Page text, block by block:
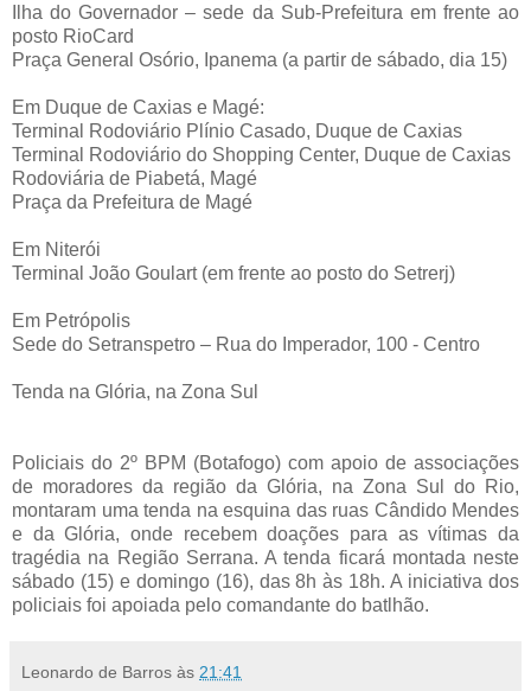
Ilha do Governador – sede da Sub-Prefeitura em frente ao
posto RioCard
Praça General Osório, Ipanema (a partir de sábado, dia 15)
Em Duque de Caxias e Magé:
Terminal Rodoviário Plínio Casado, Duque de Caxias
Terminal Rodoviário do Shopping Center, Duque de Caxias
Rodoviária de Piabetá, Magé
Praça da Prefeitura de Magé
Em Niterói
Terminal João Goulart (em frente ao posto do Setrerj)
Em Petrópolis
Sede do Setranspetro – Rua do Imperador, 100 - Centro
Tenda na Glória, na Zona Sul
Policiais do 2º BPM (Botafogo) com apoio de associações
de moradores da região da Glória, na Zona Sul do Rio,
montaram uma tenda na esquina das ruas Cândido Mendes
e da Glória, onde recebem doações para as vítimas da
tragédia na Região Serrana. A tenda ficará montada neste
sábado (15) e domingo (16), das 8h às 18h. A iniciativa dos
policiais foi apoiada pelo comandante do batlhão.
Leonardo de Barros às 21:41